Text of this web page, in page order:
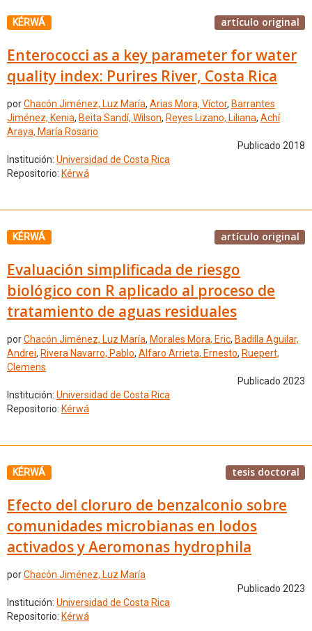
KÉRWÁ artículo original
Enterococci as a key parameter for water
quality index: Purires River, Costa Rica
porChacón Jiménez, Luz María, Arias Mora, Víctor, Barrantes
Jiménez, Kenia, Beita Sandí, Wilson, Reyes Lizano, Liliana, Achí
Araya, María Rosario
Publicado 2018
Institución: Universidad de Costa Rica
Repositorio: Kérwá
KÉRWÁ artículo original
Evaluación simplificada de riesgo
biológico con R aplicado al proceso de
tratamiento de aguas residuales
porChacón Jiménez, Luz María, Morales Mora, Eric, Badilla Aguilar,
Andrei, Rivera Navarro, Pablo, Alfaro Arrieta, Ernesto, Ruepert,
Clemens
Publicado 2023
Institución: Universidad de Costa Rica
Repositorio: Kérwá
KÉRWÁ tesis doctoral
Efecto del cloruro de benzalconio sobre
comunidades microbianas en lodos
activados y Aeromonas hydrophila
porChacón Jiménez, Luz María
Publicado 2023
Institución: Universidad de Costa Rica
Repositorio: Kérwá